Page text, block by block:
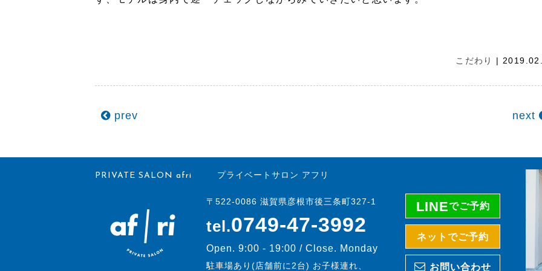
こだわり |
prev next
PRIVATE SALON afri プライベートサロン アフリ
〒522-0086 滋賀県彦根市後三条町327-1
tel.0749-47-3992
Open. 9:00 - 19:00 / Close. Monday
駐車場あり(店舗前に2台) お子様連れ、
LINEでご予約
ネットでご予約
お問い合わせ